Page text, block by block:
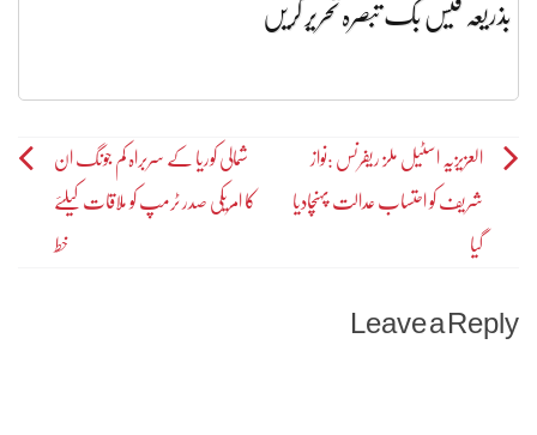
بذریعہ فیس بک تبصرہ تحریر کریں
Post
navigation
العزیزیہ اسٹیل ملز ریفرنس :نواز
شریف کو احتساب عدالت پہنچادیا
گیا
شمالی کوریا کے سربراہ کم جونگ ان
کا امریکی صدر ٹرمپ کو ملاقات کیلئے
خط
Leave a Reply